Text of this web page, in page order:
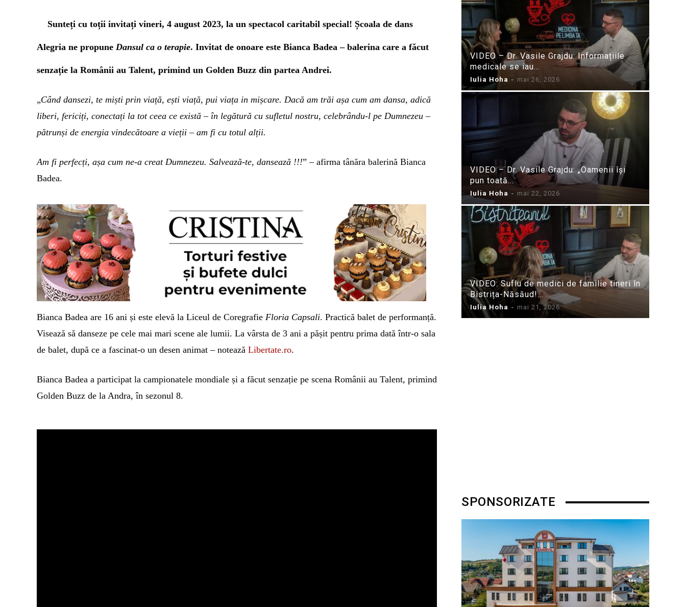
Sunteți cu toții invitați vineri, 4 august 2023, la un spectacol caritabil special! Școala de dans
Alegria ne propune Dansul ca o terapie. Invitat de onoare este Bianca Badea – balerina care a făcut
senzație la Românii au Talent, primind un Golden Buzz din partea Andrei.
„Când dansezi, te miști prin viață, ești viață, pui viața in mișcare. Dacă am trăi așa cum am dansa, adică
liberi, fericiți, conectați la tot ceea ce există – în legătură cu sufletul nostru, celebrându-l pe Dumnezeu –
pătrunși de energia vindecătoare a vieții – am fi cu totul alții.
Am fi perfecți, așa cum ne-a creat Dumnezeu. Salvează-te, dansează !!!” – afirma tânăra balerină Bianca
Badea.
Bianca Badea are 16 ani și este elevă la Liceul de Coregrafie Floria Capsali. Practică balet de performanță.
Visează să danseze pe cele mai mari scene ale lumii. La vârsta de 3 ani a pășit pentru prima dată într-o sala
de balet, după ce a fascinat-o un desen animat – notează Libertate.ro.
Bianca Badea a participat la campionatele mondiale și a făcut senzație pe scena Românii au Talent, primind
Golden Buzz de la Andra, în sezonul 8.
VIDEO – Dr. Vasile Grajdu: Informațiile
medicale se iau...
Iulia Hoha - mai 26, 2026
VIDEO – Dr. Vasile Grajdu: „Oamenii își
pun toată...
Iulia Hoha - mai 22, 2026
VIDEO: Suflu de medici de familie tineri în
Bistrița-Năsăud!...
Iulia Hoha - mai 21, 2026
SPONSORIZATE